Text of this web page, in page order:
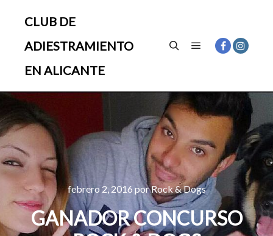
CLUB DE
ADIESTRAMIENTO
EN ALICANTE
febrero 2, 2016 porRock & Dogs
GANADOR CONCURSO